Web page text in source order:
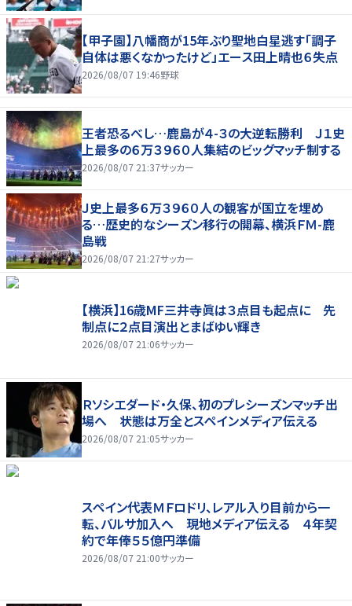
【甲子園】八幡商が15年ぶり聖地白星逃す「調子
自体は悪くなかったけど」エース田上晴也６失点
2026/08/07 19:46野球
王者恐るべし…鹿島が４-３の大逆転勝利 Ｊ１史
上最多の６万３９６０人集結のビッグマッチ制する
2026/08/07 21:37サッカー
Ｊ史上最多６万３９６０人の観客が国立を埋め
る…歴史的なシーズン移行の開幕、横浜ＦＭ-鹿
島戦
2026/08/07 21:27サッカー
【横浜】16歳MF三井寺眞は３点目も起点に 先
制点に２点目演出とまばゆい輝き
2026/08/07 21:06サッカー
Ｒソシエダード・久保、初のプレシーズンマッチ出
場へ 状態は万全とスペインメディア伝える
2026/08/07 21:05サッカー
スペイン代表ＭＦロドリ、レアル入り目前から一
転、バルサ加入へ 現地メディア伝える ４年契
約で年俸５５億円準備
2026/08/07 21:00サッカー